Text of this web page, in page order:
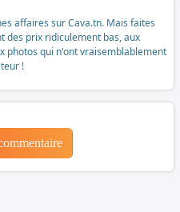
affaires sur Cava.tn. Mais faites
des prix ridiculement bas, aux
photos qui n'ont vraisemblablement
!